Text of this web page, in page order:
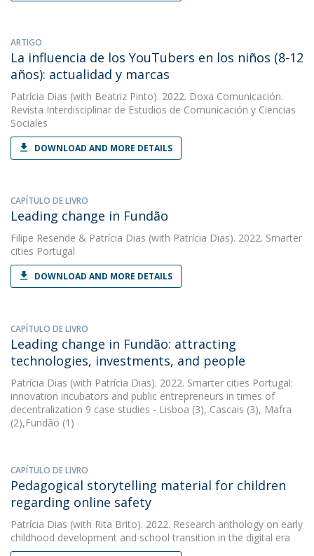
ARTIGO
La influencia de los YouTubers en los niños (8-12
años): actualidad y marcas
Patrícia Dias (with Beatriz Pinto). 2022. Doxa Comunicación.
Revista Interdisciplinar de Estudios de Comunicación y Ciencias
Sociales
DOWNLOAD AND MORE DETAILS
CAPÍTULO DE LIVRO
Leading change in Fundão
Filipe Resende & Patrícia Dias (with Patrícia Dias). 2022. Smarter
cities Portugal
DOWNLOAD AND MORE DETAILS
CAPÍTULO DE LIVRO
Leading change in Fundão: attracting
technologies, investments, and people
Patrícia Dias (with Patrícia Dias). 2022. Smarter cities Portugal:
innovation incubators and public entrepreneurs in times of
decentralization 9 case studies - Lisboa (3), Cascais (3), Mafra
(2),Fundão (1)
CAPÍTULO DE LIVRO
Pedagogical storytelling material for children
regarding online safety
Patrícia Dias (with Rita Brito). 2022. Research anthology on early
childhood development and school transition in the digital era